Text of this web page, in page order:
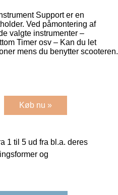
Support er en
Ved påmontering af
valgte instrumenter –
Timer osv – Kan du let
mens du benytter scooteren.
Køb nu »
1 til 5 ud fra bl.a. deres
og